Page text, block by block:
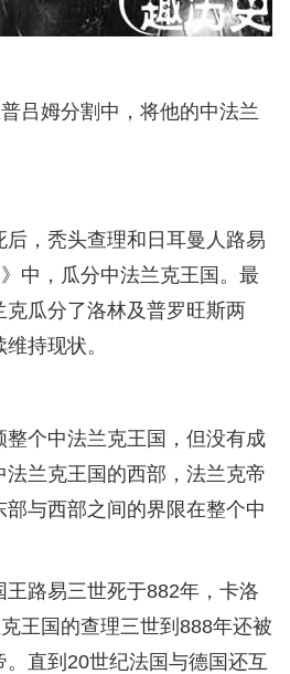
姆分割中，将他的中法兰
，秃头查理和日耳曼人路易
中，瓜分中法兰克王国。最
克瓜分了洛林及普罗旺斯两
持现状。
个中法兰克王国，但没有成
兰克王国的西部，法兰克帝
与西部之间的界限在整个中
路易三世死于882年，卡洛
王国的查理三世到888年还被
直到20世纪法国与德国还互